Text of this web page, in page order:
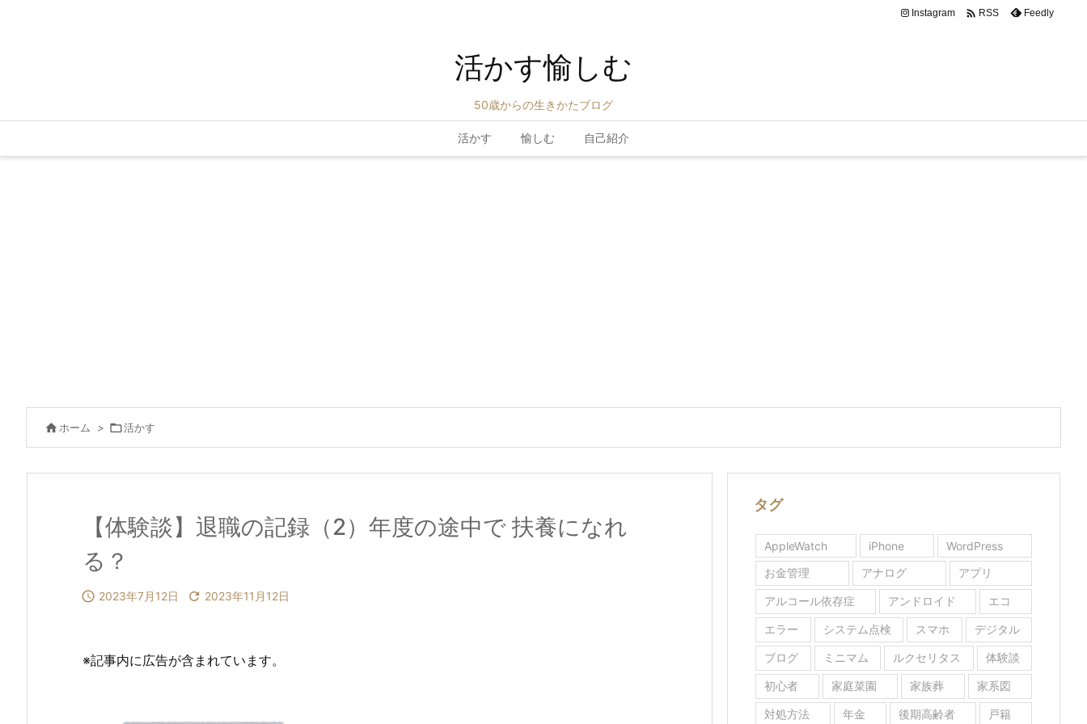
活かす愉しむ
50歳からの生きかたブログ
活かす 愉しむ 自己紹介
Instagram  RSS Feedly
 ホーム > 活かす
【体験談】退職の記録（2）年度の途中で 扶養になれ
る？
 2023年7月12日  2023年11月12日
※記事内に広告が含まれています。
タグ
AppleWatch iPhone
WordPress
お金管理
アナログ アプリ
アルコール依存症 アンドロイド エコ
エラー システム点検 スマホ デジタル
ブログ ミニマム ルクセリタス 体験談
初心者 家庭菜園 家族葬 家系図
対処方法 年金 後期高齢者 戸籍